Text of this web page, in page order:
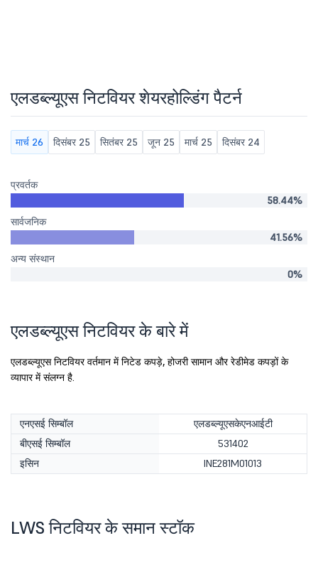
एलडब्ल्यूएस निटवियर शेयरहोल्डिंग पैटर्न
मार्च 26 दिसंबर 25 सितंबर 25 जून 25 मार्च 25 दिसंबर 24
प्रवर्तक
58.44%
सार्वजनिक
41.56%
अन्य संस्थान
0%
एलडब्ल्यूएस निटवियर के बारे में
एलडब्ल्यूएस निटवियर वर्तमान में निटेड कपड़े, होजरी सामान और रेडीमेड कपड़ों के
व्यापार में संलग्न है.
एनएसई सिम्बॉल
एलडब्ल्यूएसकेएनआईटी
बीएसई सिम्बॉल
531402
इसिन
INE281M01013
LWS निटवियर के समान स्टॉक